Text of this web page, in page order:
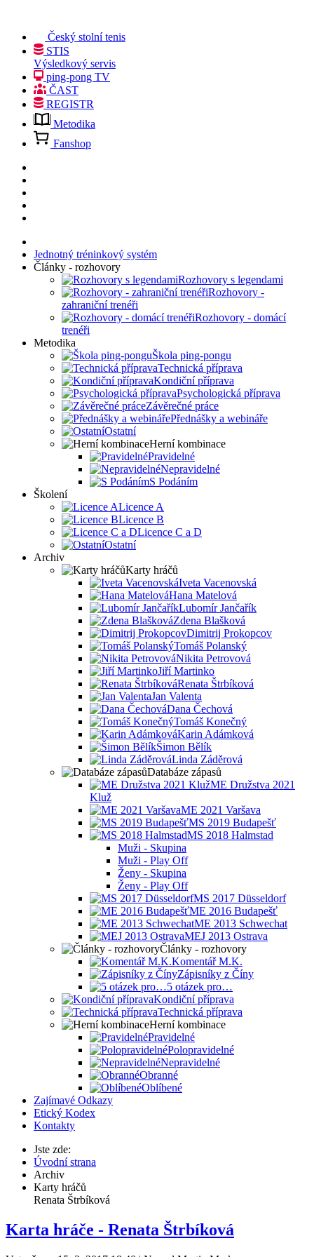
Český stolní tenis
STIS
Výsledkový servis
ping-pong TV
ČAST
REGISTR
Metodika
Fanshop
Jednotný tréninkový systém
Články - rozhovory
Rozhovory s legendami
Rozhovory -
zahraniční trenéři
Rozhovory - domácí
trenéři
Metodika
Škola ping-pongu
Technická příprava
Kondiční příprava
Psychologická příprava
Závěrečné práce
Přednášky a webináře
Ostatní
Herní kombinace
Pravidelné
Nepravidelné
S Podáním
Školení
Licence A
Licence B
Licence C a D
Ostatní
Archiv
Karty hráčů
Iveta Vacenovská
Hana Matelová
Lubomír Jančařík
Zdena Blašková
Dimitrij Prokopcov
Tomáš Polanský
Nikita Petrovová
Jiří Martinko
Renata Štrbíková
Jan Valenta
Dana Čechová
Tomáš Konečný
Karin Adámková
Šimon Bělík
Linda Záděrová
Databáze zápasů
ME Družstva 2021
Kluž
ME 2021 Varšava
MS 2019 Budapešť
MS 2018 Halmstad
Muži - Skupina
Muži - Play Off
Ženy - Skupina
Ženy - Play Off
MS 2017 Düsseldorf
ME 2016 Budapešť
ME 2013 Schwechat
MEJ 2013 Ostrava
Články - rozhovory
Komentář M.K.
Zápisníky z Číny
5 otázek pro…
Kondiční příprava
Technická příprava
Herní kombinace
Pravidelné
Polopravidelné
Nepravidelné
Obranné
Oblíbené
Zajímavé Odkazy
Etický Kodex
Kontakty
Jste zde:
Úvodní strana
Archiv
Karty hráčů
Renata Štrbíková
Karta hráče - Renata Štrbíková